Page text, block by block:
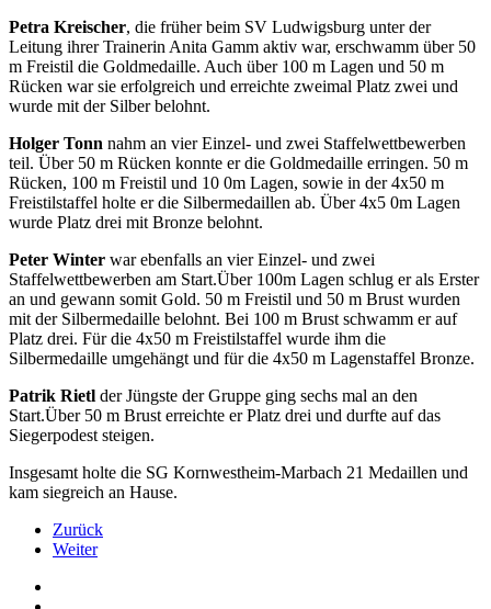
Petra Kreischer, die früher beim SV Ludwigsburg unter der
Leitung ihrer Trainerin Anita Gamm aktiv war, erschwamm über 50
m Freistil die Goldmedaille. Auch über 100 m Lagen und 50 m
Rücken war sie erfolgreich und erreichte zweimal Platz zwei und
wurde mit der Silber belohnt.
Holger Tonn nahm an vier Einzel- und zwei Staffelwettbewerben
teil. Über 50 m Rücken konnte er die Goldmedaille erringen. 50 m
Rücken, 100 m Freistil und 10 0m Lagen, sowie in der 4x50 m
Freistilstaffel holte er die Silbermedaillen ab. Über 4x5 0m Lagen
wurde Platz drei mit Bronze belohnt.
Peter Winter war ebenfalls an vier Einzel- und zwei
Staffelwettbewerben am Start.Über 100m Lagen schlug er als Erster
an und gewann somit Gold. 50 m Freistil und 50 m Brust wurden
mit der Silbermedaille belohnt. Bei 100 m Brust schwamm er auf
Platz drei. Für die 4x50 m Freistilstaffel wurde ihm die
Silbermedaille umgehängt und für die 4x50 m Lagenstaffel Bronze.
Patrik Rietl der Jüngste der Gruppe ging sechs mal an den
Start.Über 50 m Brust erreichte er Platz drei und durfte auf das
Siegerpodest steigen.
Insgesamt holte die SG Kornwestheim-Marbach 21 Medaillen und
kam siegreich an Hause.
Zurück
Weiter